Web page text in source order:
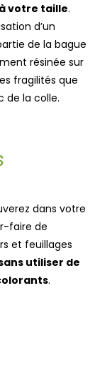
votre taille.
d’un
de la bague
résinée sur
fragilités que
de la colle.
dans votre
faire de
et feuillages
utiliser de
.